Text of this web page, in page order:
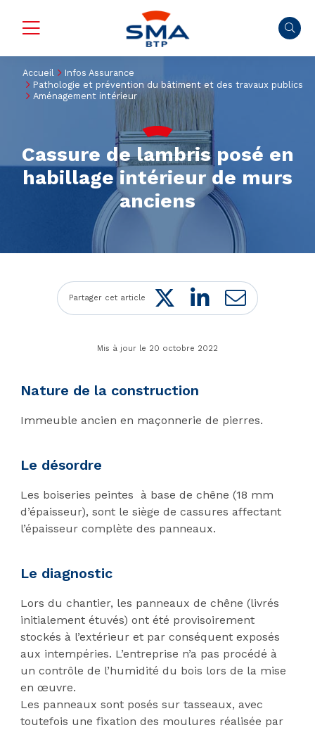
Accueil
Infos Assurance
Pathologie et prévention du bâtiment et des travaux publics
Aménagement intérieur
Cassure de lambris posé en
habillage intérieur de murs
anciens
Partager cet article Twitter
LinkedIn
Mail
Mis à jour le 20 octobre 2022
Nature de la construction
Immeuble ancien en maçonnerie de pierres.
Le désordre
Les boiseries peintes à base de chêne (18 mm
d’épaisseur), sont le siège de cassures affectant
l’épaisseur complète des panneaux.
Le diagnostic
Lors du chantier, les panneaux de chêne (livrés
initialement étuvés) ont été provisoirement
stockés à l’extérieur et par conséquent exposés
aux intempéries. L’entreprise n’a pas procédé à
un contrôle de l’humidité du bois lors de la mise
en œuvre.
Les panneaux sont posés sur tasseaux, avec
toutefois une fixation des moulures réalisée par